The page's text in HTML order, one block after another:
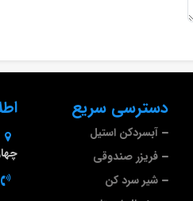
دسترسی سریع
آبسردکن استیل
فریزر صندوقی
شیر سرد کن